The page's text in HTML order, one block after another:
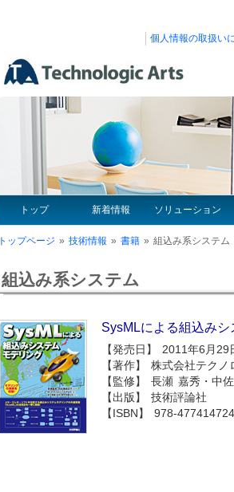
個人情報の取扱い
トップ 新着情報 ソリューション
トップページ » 技術情報 » 書籍 » 組込み系システム
組込み系システム
SysMLによる組込み
【発売日】 2011年6月29
【著作】 株式会社テク
【監修】 長瀬 嘉秀・中
【出版】 技術評論社
【ISBN】 978-